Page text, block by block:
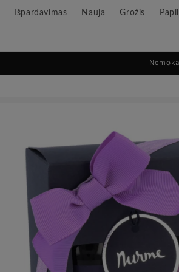
Išpardavimas Nauja Grožis